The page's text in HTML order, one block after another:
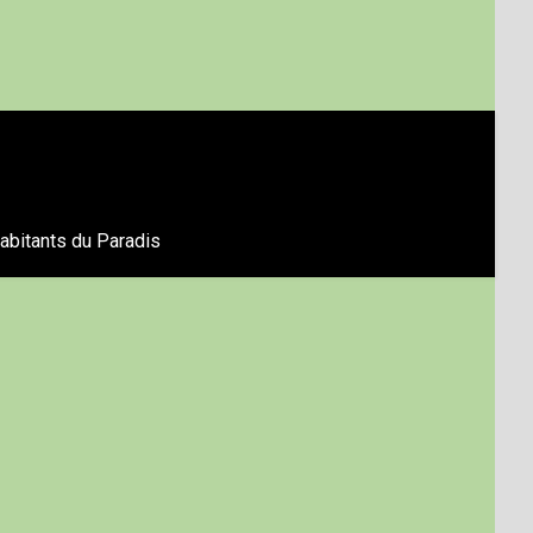
du Paradis